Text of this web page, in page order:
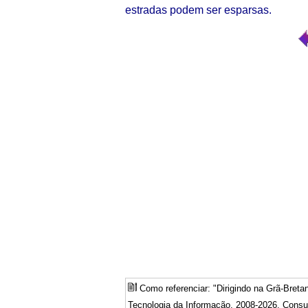
estradas podem ser esparsas.
Como referenciar: "Dirigindo na Grã-
Tecnologia da Informação, 2008-2026.